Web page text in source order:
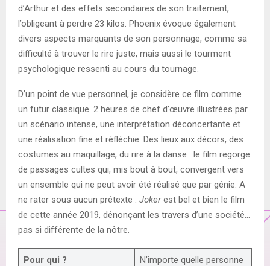
d’Arthur et des effets secondaires de son traitement,
l’obligeant à perdre 23 kilos. Phoenix évoque également
divers aspects marquants de son personnage, comme sa
difficulté à trouver le rire juste, mais aussi le tourment
psychologique ressenti au cours du tournage.
D’un point de vue personnel, je considère ce film comme
un futur classique. 2 heures de chef d’œuvre illustrées par
un scénario intense, une interprétation déconcertante et
une réalisation fine et réfléchie. Des lieux aux décors, des
costumes au maquillage, du rire à la danse : le film regorge
de passages cultes qui, mis bout à bout, convergent vers
un ensemble qui ne peut avoir été réalisé que par génie. A
ne rater sous aucun prétexte : Jokerest bel et bien le film
de cette année 2019, dénonçant les travers d’une société…
pas si différente de la nôtre.
Pour qui ?
N’importe quelle personne